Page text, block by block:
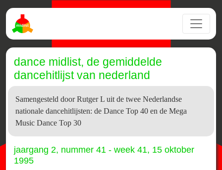
dance midlist, de gemiddelde
dancehitlijst van nederland
Samengesteld door Rutger L uit de twee Nederlandse
nationale dancehitlijsten: de Dance Top 40 en de Mega
Music Dance Top 30
jaargang 2, nummer 41 - week 41, 15 oktober
1995